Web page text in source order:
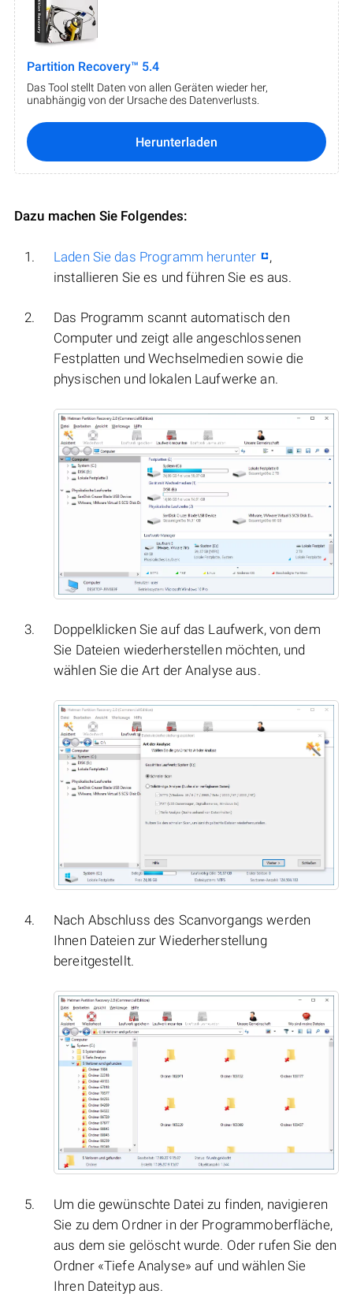
Partition Recovery™ 5.4
Das Tool stellt Daten von allen Geräten wieder her,
unabhängig von der Ursache des Datenverlusts.
Herunterladen
Dazu machen Sie Folgendes:
Laden Sie das Programm herunter
,
installieren Sie es und führen Sie es aus.
Das Programm scannt automatisch den
Computer und zeigt alle angeschlossenen
Festplatten und Wechselmedien sowie die
physischen und lokalen Laufwerke an.
Doppelklicken Sie auf das Laufwerk, von dem
Sie Dateien wiederherstellen möchten, und
wählen Sie die Art der Analyse aus.
Nach Abschluss des Scanvorgangs werden
Ihnen Dateien zur Wiederherstellung
bereitgestellt.
Um die gewünschte Datei zu finden, navigieren
Sie zu dem Ordner in der Programmoberfläche,
aus dem sie gelöscht wurde. Oder rufen Sie den
Ordner «Tiefe Analyse» auf und wählen Sie
Ihren Dateityp aus.